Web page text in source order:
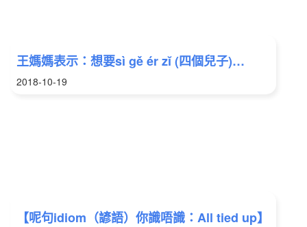
王媽媽表示：想要sì gě ér zĭ (四個兒子)…
2018-10-19
【呢句idiom（諺語）你識唔識：All tied up】